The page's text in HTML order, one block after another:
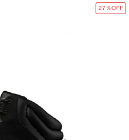
27％OFF